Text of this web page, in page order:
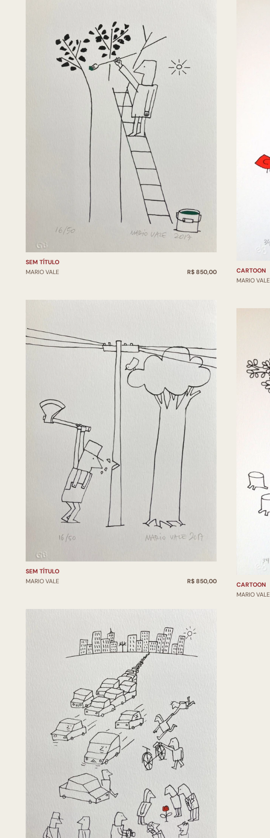
SEM TÍTULO
MARIO VALE
R$ 850,00
SEM TÍTULO
MARIO VALE
R$ 850,00
CARTOON
MARIO VALE
CARTOON
MARIO VALE